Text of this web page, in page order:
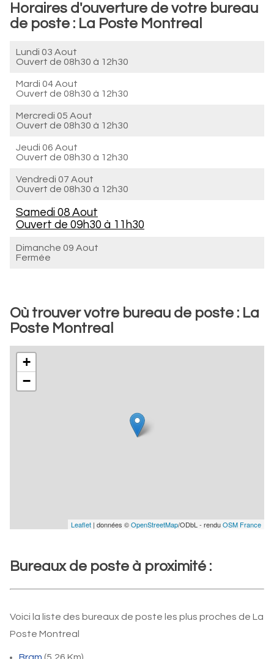
Horaires d'ouverture de votre bureau
de poste : La Poste Montreal
Lundi 03 Aout
Ouvert de 08h30 à 12h30
Mardi 04 Aout
Ouvert de 08h30 à 12h30
Mercredi 05 Aout
Ouvert de 08h30 à 12h30
Jeudi 06 Aout
Ouvert de 08h30 à 12h30
Vendredi 07 Aout
Ouvert de 08h30 à 12h30
Samedi 08 Aout
Ouvert de 09h30 à 11h30
Dimanche 09 Aout
Fermée
Où trouver votre bureau de poste : La
Poste Montreal
+
−
Leaflet | données ©OpenStreetMap/ODbL - renduOSM France
Bureaux de poste à proximité :
Voici la liste des bureaux de poste les plus proches de La
Poste Montreal